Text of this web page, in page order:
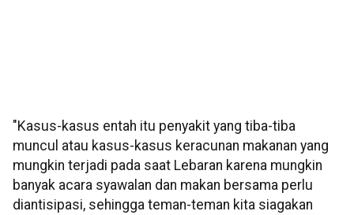
"Kasus-kasus entah itu penyakit yang tiba-tiba
muncul atau kasus-kasus keracunan makanan yang
mungkin terjadi pada saat Lebaran karena mungkin
banyak acara syawalan dan makan bersama perlu
diantisipasi, sehingga teman-teman kita siagakan